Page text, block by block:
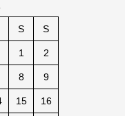
S S
1 2
8 9
15 16